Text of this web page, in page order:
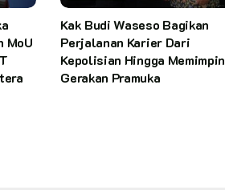
MoU
Kak Budi Waseso Bagikan
Perjalanan Karier Dari
Kepolisian Hingga Memimpin
Gerakan Pramuka